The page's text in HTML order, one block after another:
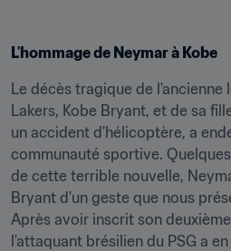
L'hommage de Neymar à Kobe
Le décès tragique de l'ancienne
Lakers, Kobe Bryant, et de sa
un accident d'hélicoptère, a
communauté sportive.
de cette terrible nouvelle,
Bryant d'un geste que nous
Après avoir inscrit son
l'attaquant brésilien du PSG a